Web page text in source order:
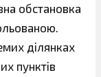
обстановка
ділянках
пунктів